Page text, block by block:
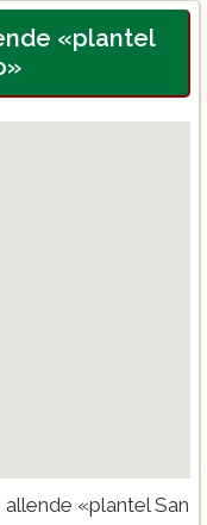
«plantel
«plantel San